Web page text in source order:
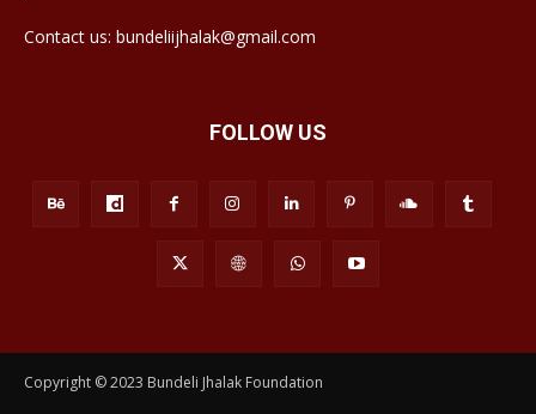
Contact us: bundeliijhalak@gmail.com
FOLLOW US
Copyright © 2023 Bundeli Jhalak Foundation